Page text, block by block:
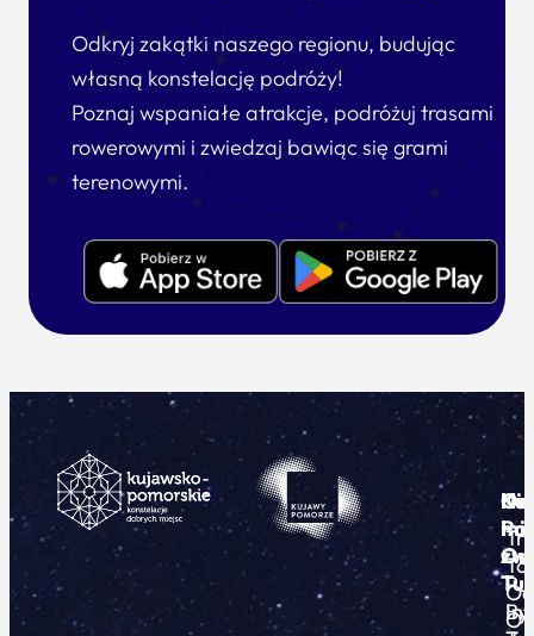
Odkryj zakątki naszego regionu, budując
własną konstelację podróży!
Poznaj wspaniałe atrakcje, podróżuj trasami
rowerowymi i zwiedzaj bawiąc się grami
terenowymi.
O
i